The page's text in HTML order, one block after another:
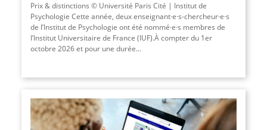
Prix & distinctions © Université Paris Cité | Institut de
Psychologie Cette année, deux enseignant·e·s-chercheur·e·s
de l’Institut de Psychologie ont été nommé·e·s membres de
l’Institut Universitaire de France (IUF).À compter du 1er
octobre 2026 et pour une durée...